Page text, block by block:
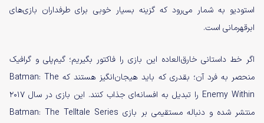
استودیو به شمار می‌رود که گزینه بسیار خوبی برای طرفداران بازی‌های
ابرقهرمانی است.
اگر خط داستانی خارق‌العاده این بازی را فاکتور بگیریم؛ گیم‌پلی و گرافیک
منحصر به فرد آن؛ بقدری که باید هیجان‌انگیز هستند که Batman: The
Enemy Within را تبدیل به افسانه‌ای جذاب کنند. این بازی در سال ۲۰۱۷
منتشر شده و دنباله مستقیمی بر بازی Batman: The Telltale Series